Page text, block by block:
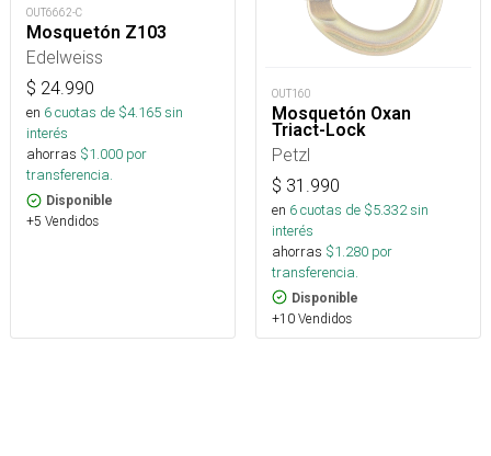
OUT6662-C
Mosquetón Z103
Edelweiss
$ 24.990
en 6cuotas de $4.165sin
interés
ahorras $1.000 por
transferencia.
Disponible
+5 Vendidos
OUT160
Mosquetón Oxan
Triact-Lock
Petzl
$ 31.990
en 6cuotas de $5.332sin
interés
ahorras $1.280 por
transferencia.
Disponible
+10 Vendidos